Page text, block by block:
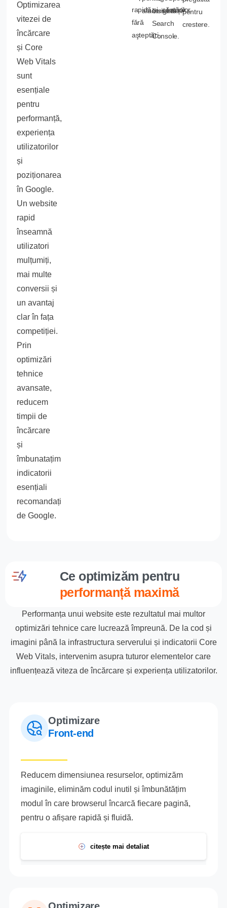
Optimizarea
vitezei de
încărcare
și Core
Web Vitals
sunt
esențiale
pentru
performanță,
experiența
utilizatorilor
și
poziționarea
în Google.
Un website
rapid
înseamnă
utilizatori
mulțumiți,
mai multe
conversii și
un avantaj
clar în fața
competiției.
Prin
optimizări
tehnice
avansate,
reducem
timpii de
încărcare
și
îmbunatațim
indicatorii
esențiali
recomandați
de Google.
rapidă și
fără
aşteptări.
afacerea ta.
Insights și
Search
Console.
căutărilor.
usor.pentru
crestere.
Ce optimizăm pentru
performanță maximă
Performanța unui website este rezultatul mai multor
optimizări tehnice care lucrează împreună. De la cod și
imagini până la infrastructura serverului și indicatorii Core
Web Vitals, intervenim asupra tuturor elementelor care
influențează viteza de încărcare și experiența utilizatorilor.
Optimizare
Front-end
Reducem dimensiunea resurselor, optimizăm
imaginile, eliminăm codul inutil și îmbunătățim
modul în care browserul încarcă fiecare pagină,
pentru o afișare rapidă și fluidă.
citește mai detaliat